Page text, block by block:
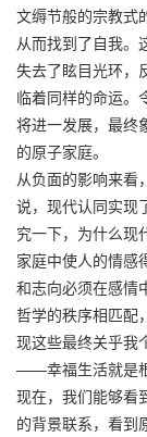
文缛节般的宗教式
从而找到了自我。
失去了眩目光环，
临着同样的命运。
将进一发展，最终
的原子家庭。
从负面的影响来看
说，现代认同实现
究一下，为什么现
家庭中使人的情感
和志向必须在感情
哲学的秩序相匹配
现这些最终关乎我
——幸福生活就是
现在，我们能够看
的背景联系，看到